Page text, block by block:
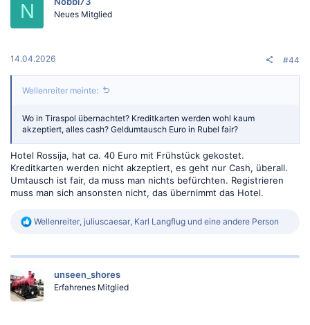
N Neues Mitglied
14.04.2026 #44
Wellenreiter meinte:
Wo in Tiraspol übernachtet? Kreditkarten werden wohl kaum
akzeptiert, alles cash? Geldumtausch Euro in Rubel fair?
Hotel Rossija, hat ca. 40 Euro mit Frühstück gekostet.
Kreditkarten werden nicht akzeptiert, es geht nur Cash, überall.
Umtausch ist fair, da muss man nichts befürchten. Registrieren
muss man sich ansonsten nicht, das übernimmt das Hotel.
R
k
i
o
n
Wellenreiter, juliuscaesar, Karl Langflug und eine andere Person
unseen_shores
Erfahrenes Mitglied